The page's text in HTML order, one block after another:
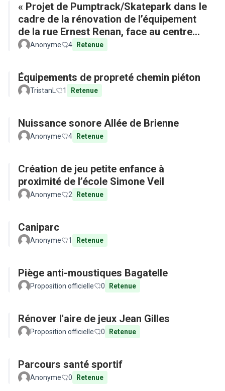
« Projet de Pumptrack/Skatepark dans le
cadre de la rénovation de l’équipement
de la rue Ernest Renan, face au centre
commercial »
Anonyme 4 Retenue
Équipements de propreté chemin piéton
TristanL 1 Retenue
Nuissance sonore Allée de Brienne
Anonyme 4 Retenue
Création de jeu petite enfance à
proximité de l’école Simone Veil
Anonyme 2 Retenue
Caniparc
Anonyme 1 Retenue
Piège anti-moustiques Bagatelle
Proposition officielle 0 Retenue
Rénover l'aire de jeux Jean Gilles
Proposition officielle 0 Retenue
Parcours santé sportif
Anonyme 0 Retenue